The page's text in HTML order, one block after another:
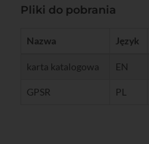
Pliki do pobrania
Nazwa Język
karta katalogowa EN
GPSR PL